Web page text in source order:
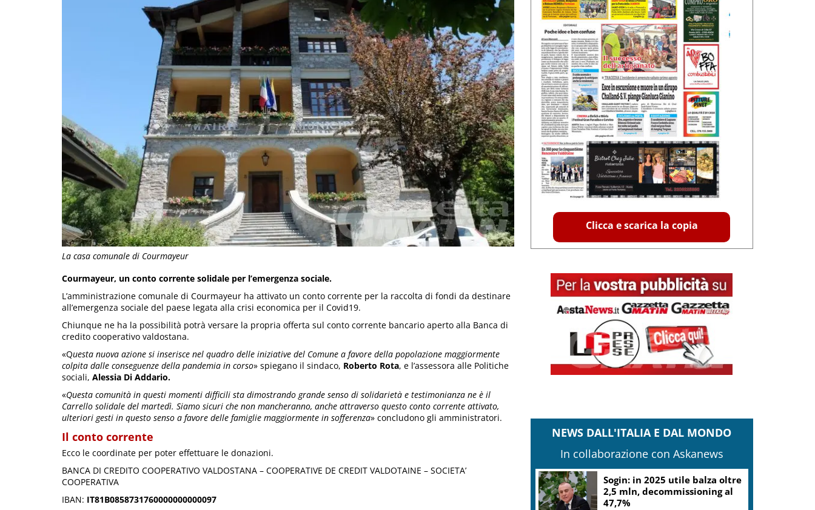
La casa comunale di Courmayeur
Courmayeur, un conto corrente solidale per l’emergenza sociale.
L’amministrazione comunale di Courmayeur ha attivato un conto corrente per la raccolta di fondi da destinare
all’emergenza sociale del paese legata alla crisi economica per il Covid19.
Chiunque ne ha la possibilità potrà versare la propria offerta sul conto corrente bancario aperto alla Banca di
credito cooperativo valdostana.
«Questa nuova azione si inserisce nel quadro delle iniziative del Comune a favore della popolazione maggiormente
colpita dalle conseguenze della pandemia in corso» spiegano il sindaco, Roberto Rota, e l’assessora alle Politiche
sociali, Alessia Di Addario.
«Questa comunità in questi momenti difficili sta dimostrando grande senso di solidarietà e testimonianza ne è il
Carrello solidale del martedì. Siamo sicuri che non mancheranno, anche attraverso questo conto corrente attivato,
ulteriori gesti in questo senso a favore delle famiglie maggiormente in sofferenza» concludono gli amministratori.
Il conto corrente
Ecco le coordinate per poter effettuare le donazioni.
BANCA DI CREDITO COOPERATIVO VALDOSTANA – COOPERATIVE DE CREDIT VALDOTAINE – SOCIETA’
COOPERATIVA
IBAN: IT81B0858731760000000000097
Clicca e scarica la copia
NEWS DALL'ITALIA E DAL MONDO
In collaborazione con Askanews
L.elettorale, tornano
malumori su alternanza,
donne Fi chiedono quote vere